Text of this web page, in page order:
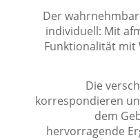
Der
individuell: Mit
Funktionalität mit
Die
korrespondieren
dem
hervorragende